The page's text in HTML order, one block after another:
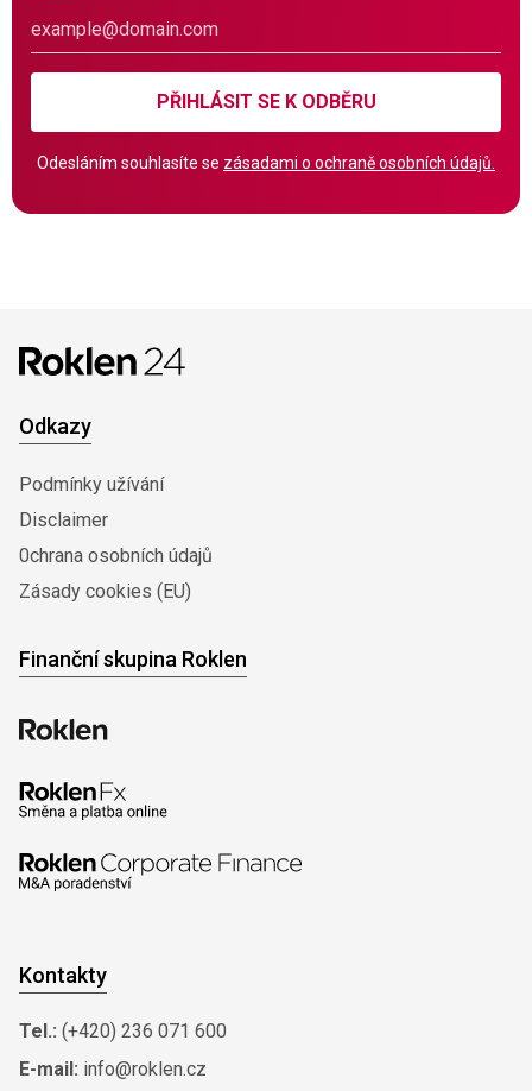
PŘIHLÁSIT SE K ODBĚRU
Odesláním souhlasíte se zásadami o ochraně osobních údajů.
Odkazy
Podmínky užívání
Disclaimer
0chrana osobních údajů
Zásady cookies (EU)
Finanční skupina Roklen
Kontakty
Tel.: (+420) 236 071 600
E-mail: info@roklen.cz